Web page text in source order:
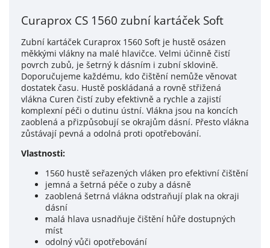
Curaprox CS 1560 zubní kartáček Soft
Zubní kartáček Curaprox 1560 Soft je hustě osázen
měkkými vlákny na malé hlavičce. Velmi účinně čistí
povrch zubů, je šetrný k dásním i zubní sklovině.
Doporučujeme každému, kdo čištění nemůže věnovat
dostatek času. Hustě poskládaná a rovně střižená
vlákna Curen čistí zuby efektivně a rychle a zajistí
komplexní péči o dutinu ústní. Vlákna jsou na koncích
zaoblená a přizpůsobují se okrajům dásní. Přesto vlákna
zůstávají pevná a odolná proti opotřebování.
Vlastnosti:
1560 hustě seřazených vláken pro efektivní čištění
jemná a šetrná péče o zuby a dásně
zaoblená šetrná vlákna odstraňují plak na okraji
dásní
malá hlava usnadňuje čištění hůře dostupných
míst
odolný vůči opotřebování